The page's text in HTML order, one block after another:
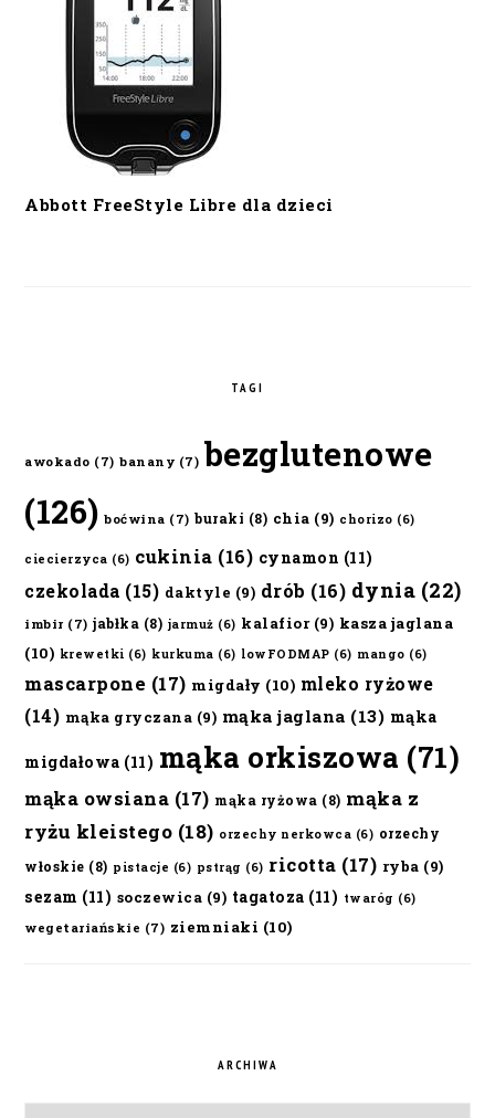
Abbott FreeStyle Libre dla dzieci
TAGI
awokado (7) banany (7) bezglutenowe
(126) boćwina (7) buraki (8) chia (9) chorizo (6)
ciecierzyca (6) cukinia (16) cynamon (11)
czekolada (15) daktyle (9) drób (16) dynia (22)
imbir (7) jabłka (8) jarmuż (6) kalafior(9) kasza jaglana
(10) krewetki (6) kurkuma (6) lowFODMAP (6) mango (6)
mascarpone (17) migdały (10) mleko ryżowe
(14) mąka gryczana (9) mąka jaglana (13) mąka
migdałowa (11) mąka orkiszowa (71)
mąka owsiana (17) mąka ryżowa (8) mąka z
ryżu kleistego (18) orzechy nerkowca (6) orzechy
włoskie (8) pistacje (6) pstrąg (6) ricotta (17) ryba (9)
sezam (11) soczewica (9) tagatoza (11) twaróg (6)
wegetariańskie (7) ziemniaki (10)
ARCHIWA